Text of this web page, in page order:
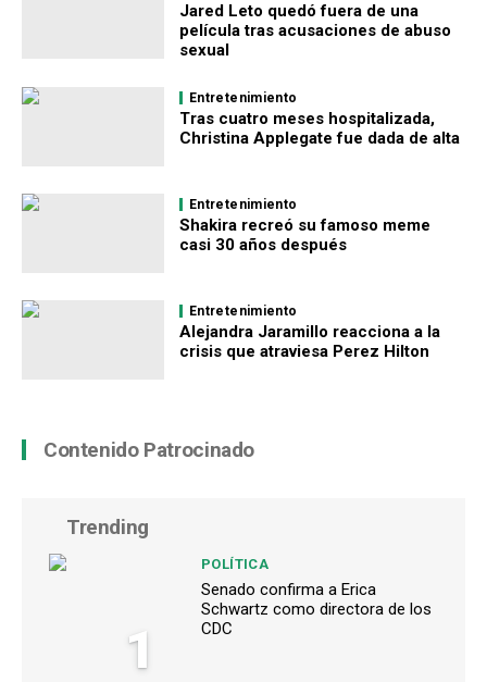
Jared Leto quedó fuera de una
película tras acusaciones de abuso
sexual
Entretenimiento
Tras cuatro meses hospitalizada,
Christina Applegate fue dada de alta
Entretenimiento
Shakira recreó su famoso meme
casi 30 años después
Entretenimiento
Alejandra Jaramillo reacciona a la
crisis que atraviesa Perez Hilton
Contenido Patrocinado
Trending
1
POLÍTICA
Senado confirma a Erica
Schwartz como directora de los
CDC